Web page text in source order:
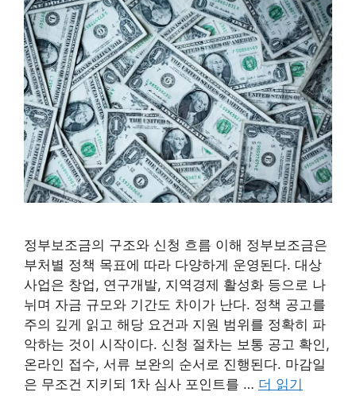
정부보조금의 구조와 신청 흐름 이해 정부보조금은
부처별 정책 목표에 따라 다양하게 운영된다. 대상
사업은 창업, 연구개발, 지역경제 활성화 등으로 나
뉘며 자금 규모와 기간도 차이가 난다. 정책 공고를
주의 깊게 읽고 해당 요건과 지원 범위를 정확히 파
악하는 것이 시작이다. 신청 절차는 보통 공고 확인,
온라인 접수, 서류 보완의 순서로 진행된다. 마감일
은 무조건 지키되 1차 심사 포인트를 … 더 읽기